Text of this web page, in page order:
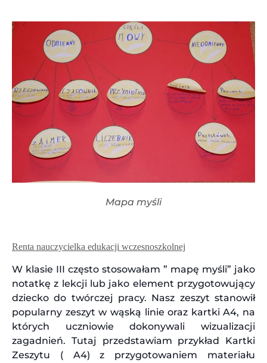
Mapa myśli
Renta nauczycielka edukacji wczesnoszkolnej
W klasie III często stosowałam ” mapę myśli” jako
notatkę z lekcji lub jako element przygotowujący
dziecko do twórczej pracy. Nasz zeszyt stanowił
popularny zeszyt w wąską linie oraz kartki A4, na
których uczniowie dokonywali wizualizacji
zagadnień. Tutaj przedstawiam przykład Kartki
Zeszytu ( A4) z przygotowaniem materiału